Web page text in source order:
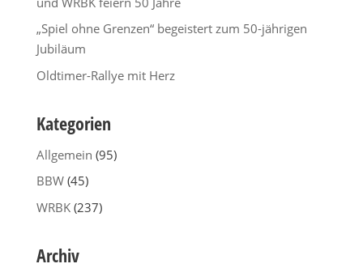
„Spiel ohne Grenzen“ begeistert zum 50-jährigen
Jubiläum
Oldtimer-Rallye mit Herz
Kategorien
Allgemein (95)
BBW(45)
WRBK(237)
Archiv